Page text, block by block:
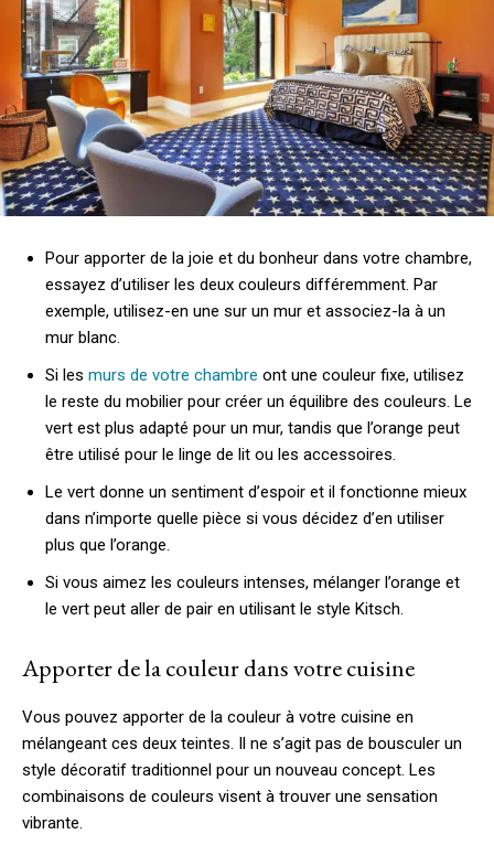
Pour apporter de la joie et du bonheur dans votre chambre,
essayez d’utiliser les deux couleurs différemment. Par
exemple, utilisez-en une sur un mur et associez-la à un
mur blanc.
Si les murs de votre chambre ont une couleur fixe, utilisez
le reste du mobilier pour créer un équilibre des couleurs. Le
vert est plus adapté pour un mur, tandis que l’orange peut
être utilisé pour le linge de lit ou les accessoires.
Le vert donne un sentiment d’espoir et il fonctionne mieux
dans n’importe quelle pièce si vous décidez d’en utiliser
plus que l’orange.
Si vous aimez les couleurs intenses, mélanger l’orange et
le vert peut aller de pair en utilisant le style Kitsch.
Apporter de la couleur dans votre cuisine
Vous pouvez apporter de la couleur à votre cuisine en
mélangeant ces deux teintes. Il ne s’agit pas de bousculer un
style décoratif traditionnel pour un nouveau concept. Les
combinaisons de couleurs visent à trouver une sensation
vibrante.